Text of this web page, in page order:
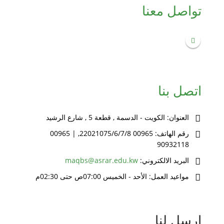
تواصل معنا
اتصل بنا
العنوان: الكويت - الدسمة , قطعة 5 , شارع الرشيد
رقم الهاتف:
00965 22021075/6/7/8, | 00965
90932118
البريد الالكتروني: maqbs@asrar.edu.kw
مواعيد العمل: الأحد - الخميس 07:00ص حتى 02:30م
ارسل لنا